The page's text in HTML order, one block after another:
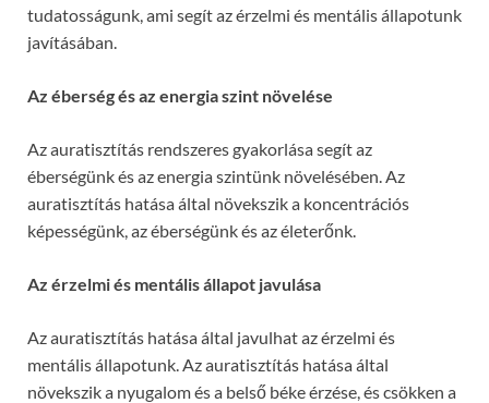
tudatosságunk, ami segít az érzelmi és mentális állapotunk
javításában.
Az éberség és az energia szint növelése
Az auratisztítás rendszeres gyakorlása segít az
éberségünk és az energia szintünk növelésében. Az
auratisztítás hatása által növekszik a koncentrációs
képességünk, az éberségünk és az életerőnk.
Az érzelmi és mentális állapot javulása
Az auratisztítás hatása által javulhat az érzelmi és
mentális állapotunk. Az auratisztítás hatása által
növekszik a nyugalom és a belső béke érzése, és csökken a